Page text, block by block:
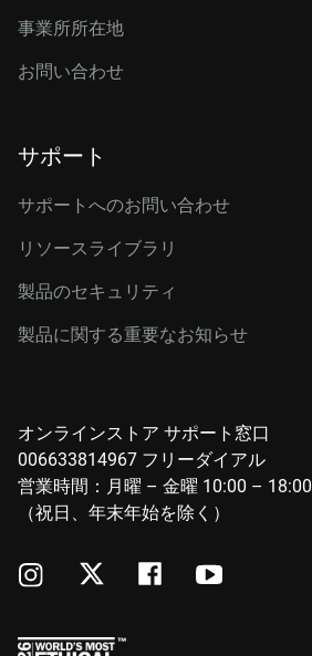
事業所所在地
お問い合わせ
サポート
サポートへのお問い合わせ
リソースライブラリ
製品のセキュリティ
製品に関する重要なお知らせ
オンラインストア サポート窓口
006633814967 フリーダイアル
営業時間：月曜 – 金曜 10:00 – 18:00
（祝日、年末年始を除く）